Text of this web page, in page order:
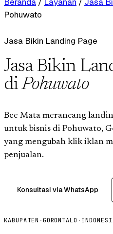
Pohuwato
Jasa Bikin Landing Page
Jasa Bikin
diPohuwato
Bee Mata merancang
untuk bisnis di Pohuwato,
yang mengubah klik iklan
penjualan.
Konsultasi via WhatsApp
KABUPATEN ·GORONTALO ·